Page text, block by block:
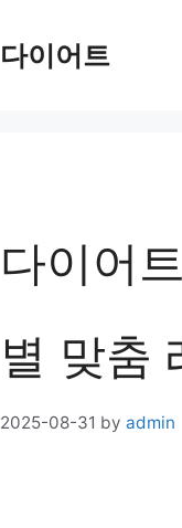
다이어트
다이어
별 맞춤
2025-08-31 by admin